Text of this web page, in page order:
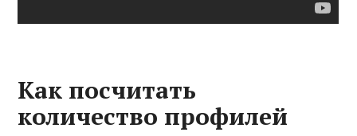
Как посчитать
количество профилей